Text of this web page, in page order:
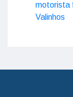
motorista
Valinhos